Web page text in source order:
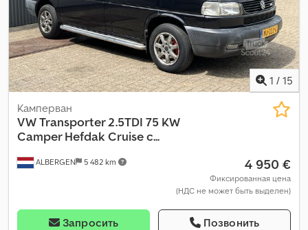
1 / 15
ALBERGEN 5 482 km
Камперван
VWTransporter 2.5TDI 75 KW
Camper Hefdak Cruise c...
4 950 €
Фиксированная цена
(НДС не может быть выделен)
Запросить Позвонить